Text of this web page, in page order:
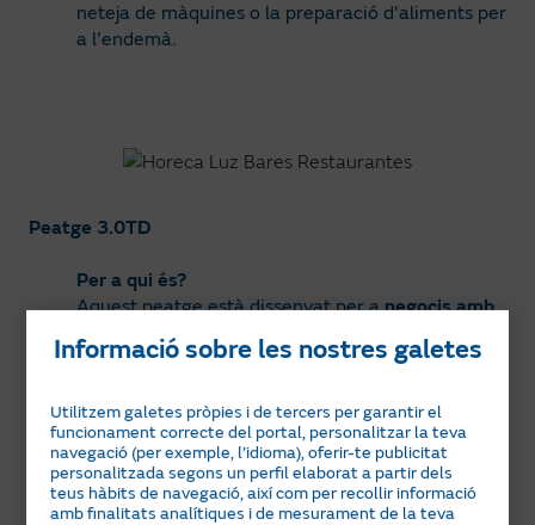
neteja de màquines o la preparació d'aliments per
a l'endemà.
Peatge 3.0TD
Per a qui és?
Aquest peatge està dissenyat per anegocis amb
més demanda
energètica, però connectats a
baixa tensió . Per exemple, restaurants mitjans,
tenen cuina industrial i necessitengestionar
equips elèctrics d'alt consum. Ofereixsis
períodes tarifaris (P1-P6), fet que permet ajustar
el consum segons les hores més econòmiques.
Informació sobre les nostres galetes
Utilitzem galetes pròpies i de tercers per garantir el
funcionament correcte del portal, personalitzar la teva
navegació (per exemple, l’idioma), oferir-te publicitat
personalitzada segons un perfil elaborat a partir dels
teus hàbits de navegació, així com per recollir informació
amb finalitats analítiques i de mesurament de la teva